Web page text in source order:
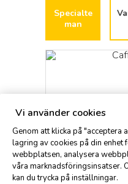
Specialte
man
Vi använder cookies
Genom att klicka på "acceptera
lagring av cookies på din
webbplatsen, analysera
våra marknadsföringsinsatser.
kan du trycka på inställningar.